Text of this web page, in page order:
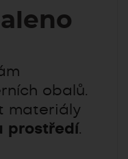
obalů.
materiály
prostředí.